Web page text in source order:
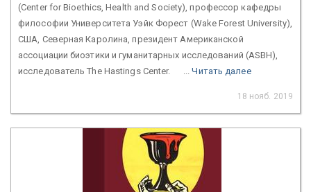
(Center for Bioethics, Health and Society), профессор кафедры
философии Университета Уэйк Форест (Wake Forest University),
США, Северная Каролина, президент Американской
ассоциации биоэтики и гуманитарных исследований (ASBH),
исследователь The Hastings Center. ...Читать далее
18 нояб. 2019